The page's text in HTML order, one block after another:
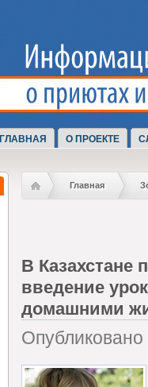
ГЛАВНАЯ О ПРОЕКТЕ
Главная
В Казахстане
введение
домашними